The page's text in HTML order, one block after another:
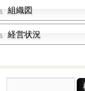
組織図
経営状況